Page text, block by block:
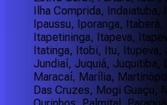
Ilha Comprida, Indaiatuba,
Ipaussu, Iporanga, Itaberá,
Itapetininga, Itapeva,
Itatinga, Itobi, Itu, Itupeva,
Jundiaí, Juquiá, Juquitiba,
Maracaí, Marília,
Das Cruzes, Mogi Guaçu,